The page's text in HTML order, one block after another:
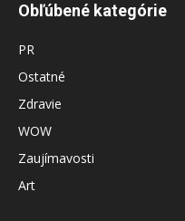
Obľúbené kategórie
PR
Ostatné
Zdravie
WOW
Zaujímavosti
Art